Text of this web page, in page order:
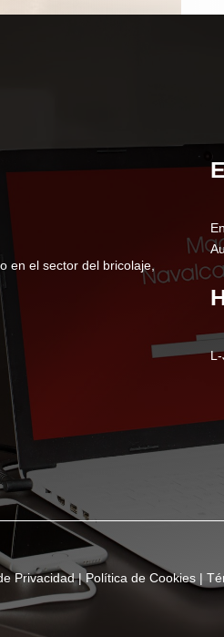
en el sector del bricolaje,
L-
Privacidad|Política de Cookies |